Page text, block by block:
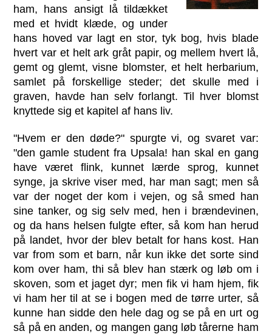
ham, hans ansigt lå tildækket
med et hvidt klæde, og under
hans hoved var lagt en stor, tyk bog, hvis blade
hvert var et helt ark gråt papir, og mellem hvert lå,
gemt og glemt, visne blomster, et helt herbarium,
samlet på forskellige steder; det skulle med i
graven, havde han selv forlangt. Til hver blomst
knyttede sig et kapitel af hans liv.
"Hvem er den døde?" spurgte vi, og svaret var:
"den gamle student fra Upsala! han skal en gang
have været flink, kunnet lærde sprog, kunnet
synge, ja skrive viser med, har man sagt; men så
var der noget der kom i vejen, og så smed han
sine tanker, og sig selv med, hen i brændevinen,
og da hans helsen fulgte efter, så kom han herud
på landet, hvor der blev betalt for hans kost. Han
var from som et barn, når kun ikke det sorte sind
kom over ham, thi så blev han stærk og løb om i
skoven, som et jaget dyr; men fik vi ham hjem, fik
vi ham her til at se i bogen med de tørre urter, så
kunne han sidde den hele dag og se på en urt og
så på en anden, og mangen gang løb tårerne ham